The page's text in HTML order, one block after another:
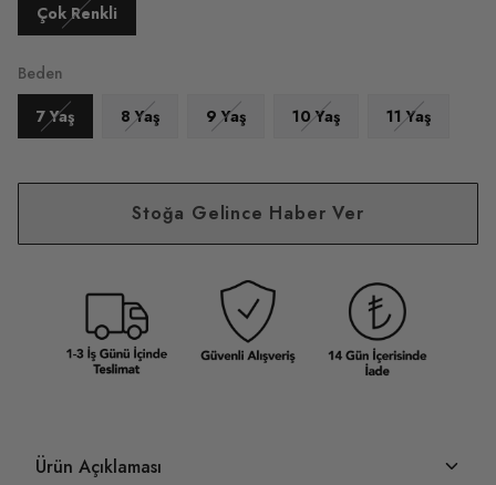
Çok Renkli
Beden
7 Yaş
8 Yaş 9 Yaş 10 Yaş 11 Yaş
Stoğa Gelince Haber Ver
Ürün Açıklaması